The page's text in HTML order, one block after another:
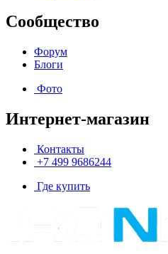
Сообщество
Форум
Блоги
Фото
Интернет-магазин
Контакты
+7 499 9686244
Где купить